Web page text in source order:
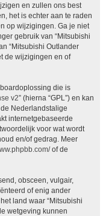
en zullen ons best
het is echter aan te raden
op wijzigingen. Ga je niet
gebruik van “Mitsubishi
“Mitsubishi Outlander
de wijzigingen en of
die is
v2” (hierna “GPL”) en kan
Nederlandstalige
internetgebaseerde
voor wat wordt
en/of gedrag. Meer
of de
obsceen, vulgair,
of enig ander
land waar “Mitsubishi
wetgeving kunnen